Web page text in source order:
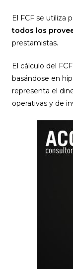
El FCF se utiliza
todos los
prestamistas.
El cálculo del
basándose en
representa el
operativas y de